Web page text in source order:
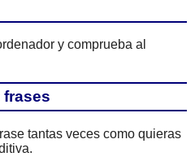
y comprueba al
frases
tantas veces como quieras